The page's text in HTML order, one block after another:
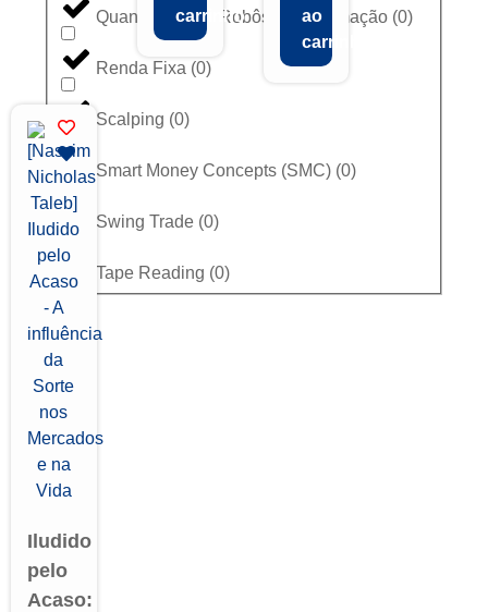
Quant Trading / Robôs / Programação (0)
Renda Fixa (0)
Scalping (0)
Smart Money Concepts (SMC) (0)
Swing Trade (0)
Tape Reading (0)
carrinho
ao
carrinho
Iludido
pelo
Acaso: